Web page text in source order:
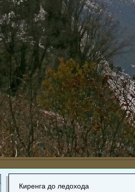
Киренга до ледохода